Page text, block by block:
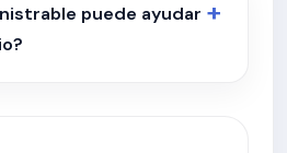
puede ayudar